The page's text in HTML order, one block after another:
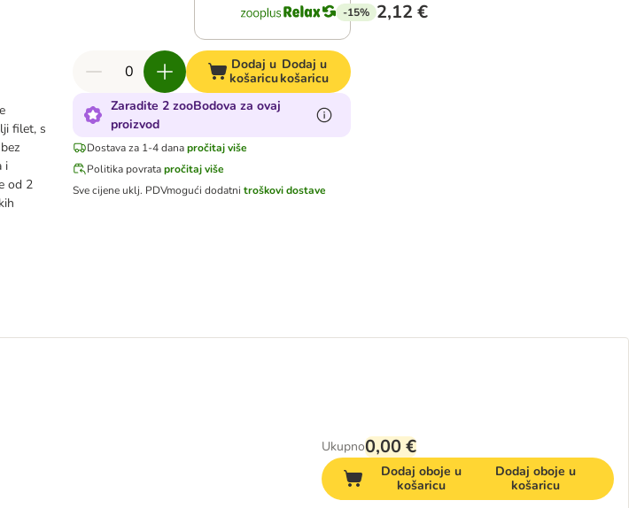
filet, s
i
od 2
-15% 2,12 €
Dodaj u
košaricu
Dodaj u
košaricu
Zaradite 2 zooBodova za ovaj
proizvod
Dostava za 1-4 dana pročitaj više
Politika povrata pročitaj više
Sve cijene uklj. PDVmogući dodatni troškovi dostave
Ukupno0,00 €
Dodaj oboje u
košaricu
Dodaj oboje u
košaricu